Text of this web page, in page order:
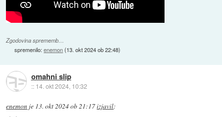
Zgodovina sprememb…
spremenilo:enemon(13. okt 2024 ob 22:48)
omahni slip
:: 14. okt 2024, 10:32
enemon je 13. okt 2024 ob 21:17izjavil: